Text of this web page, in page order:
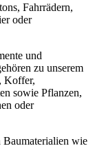
Fahrrädern,
oder
und
zu unserem
Koffer,
sowie Pflanzen,
oder
Baumaterialien wie